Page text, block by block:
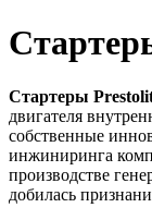
Стартеры
двигателя
собственные
инжиниринга
производстве
добилась